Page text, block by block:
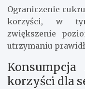
Wybierając
znacznie
jednym z
zdrowotnych.
klonowy czy
słodkiego